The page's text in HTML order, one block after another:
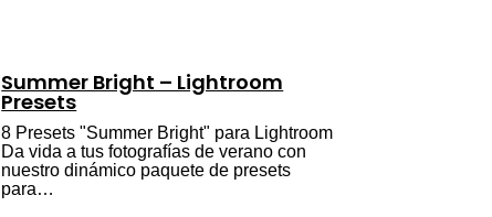
Summer Bright – Lightroom
Presets
8 Presets "Summer Bright" para Lightroom
Da vida a tus fotografías de verano con
nuestro dinámico paquete de presets
para…